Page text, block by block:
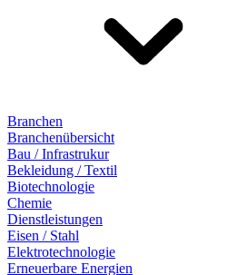
Branchen
Branchenübersicht
Bau / Infrastrukur
Bekleidung / Textil
Biotechnologie
Chemie
Dienstleistungen
Eisen / Stahl
Elektrotechnologie
Erneuerbare Energien